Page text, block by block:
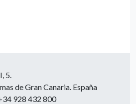
5.
de Gran Canaria. España
928 432 800